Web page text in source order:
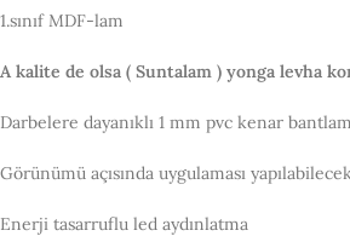
1.sınıf MDF-lam
A kalite de olsa ( Suntalam ) yonga levha
Darbelere dayanıklı 1 mm pvc kenar
Görünümü açısında uygulaması
Enerji tasarruflu led aydınlatma